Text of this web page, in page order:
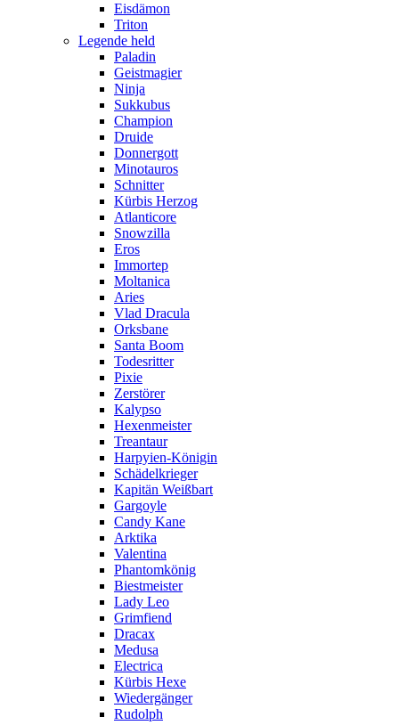
Eisdämon
Triton
Legende held
Paladin
Geistmagier
Ninja
Sukkubus
Champion
Druide
Donnergott
Minotauros
Schnitter
Kürbis Herzog
Atlanticore
Snowzilla
Eros
Immortep
Moltanica
Aries
Vlad Dracula
Orksbane
Santa Boom
Todesritter
Pixie
Zerstörer
Kalypso
Hexenmeister
Treantaur
Harpyien-Königin
Schädelkrieger
Kapitän Weißbart
Gargoyle
Candy Kane
Arktika
Valentina
Phantomkönig
Biestmeister
Lady Leo
Grimfiend
Dracax
Medusa
Electrica
Kürbis Hexe
Wiedergänger
Rudolph